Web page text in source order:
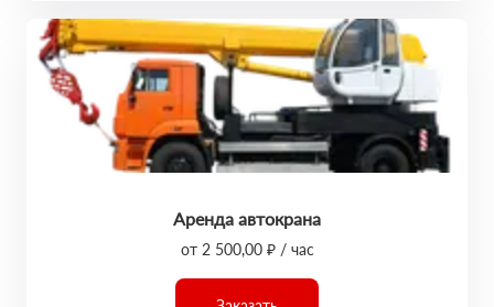
Аренда автокрана
от 2 500,00 ₽ / час